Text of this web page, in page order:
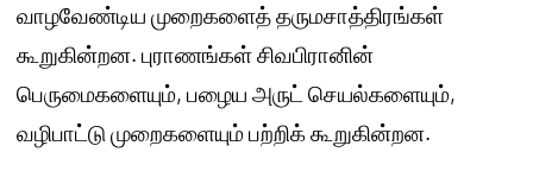
வாழவேண்டிய முறைகளைத் தருமசாத்திரங்கள்
கூறுகின்றன. புராணங்கள் சிவபிரானின்
பெருமைகளையும், பழைய அருட் செயல்களையும்,
வழிபாட்டு முறைகளையும் பற்றிக் கூறுகின்றன.